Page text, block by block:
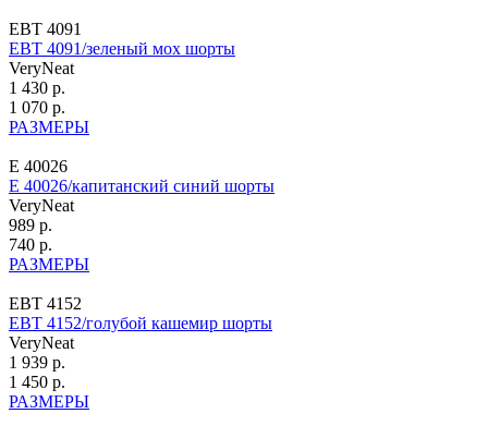
ЕВТ 4091
ЕВТ 4091/зеленый мох шорты
VeryNeat
1 430 р.
1 070 р.
РАЗМЕРЫ
Е 40026
Е 40026/капитанский синий шорты
VeryNeat
989 р.
740 р.
РАЗМЕРЫ
ЕВТ 4152
ЕВТ 4152/голубой кашемир шорты
VeryNeat
1 939 р.
1 450 р.
РАЗМЕРЫ